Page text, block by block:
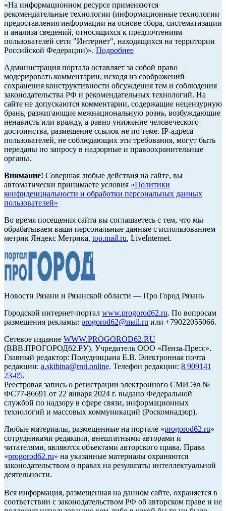
«На информационном ресурсе применяются
рекомендательные технологии (информационные технологии
предоставления информации на основе сбора, систематизации
и анализа сведений, относящихся к предпочтениям
пользователей сети "Интернет", находящихся на территории
Российской Федерации)». Подробнее
Администрация портала оставляет за собой право
модерировать комментарии, исходя из соображений
сохранения конструктивности обсуждения тем и соблюдения
законодательства РФ и рекомендательных технологий. На
сайте не допускаются комментарии, содержащие нецензурную
брань, разжигающие межнациональную рознь, возбуждающие
ненависть или вражду, а равно унижение человеческого
достоинства, размещение ссылок не по теме. IP-адреса
пользователей, не соблюдающих эти требования, могут быть
переданы по запросу в надзорные и правоохранительные
органы.
Внимание! Совершая любые действия на сайте, вы
автоматически принимаете условия «Политики
конфиденциальности и обработки персональных данных
пользователей»
Во время посещения сайта вы соглашаетесь с тем, что мы
обрабатываем ваши персональные данные с использованием
метрик Яндекс Метрика, top.mail.ru, LiveInternet.
Новости Рязани и Рязанской области — Про Город Рязань
Городской интернет-портал www.progorod62.ru. По вопросам
размещения рекламы: progorod62@mail.ru или +79022055066.
Сетевое издание WWW.PROGOROD62.RU
(ВВВ.ПРОГОРОД62.РУ). Учредитель ООО «Пенза-Пресс».
Главный редактор: Полудницына Е.В. Электронная почта
редакции: a.skibina@rnti.online. Телефон редакции: 8 909141
23-05.
Реестровая запись о регистрации электронного СМИ Эл №
ФС77-86691 от 22 января 2024 г. выдано Федеральной
службой по надзору в сфере связи, информационных
технологий и массовых коммуникаций (Роскомнадзор).
Любые материалы, размещенные на портале «progorod62.ru»
сотрудниками редакции, внештатными авторами и
читателями, являются объектами авторского права. Права
«progorod62.ru» на указанные материалы охраняются
законодательством о правах на результаты интеллектуальной
деятельности.
Вся информация, размещенная на данном сайте, охраняется в
соответствии с законодательством РФ об авторском праве и не